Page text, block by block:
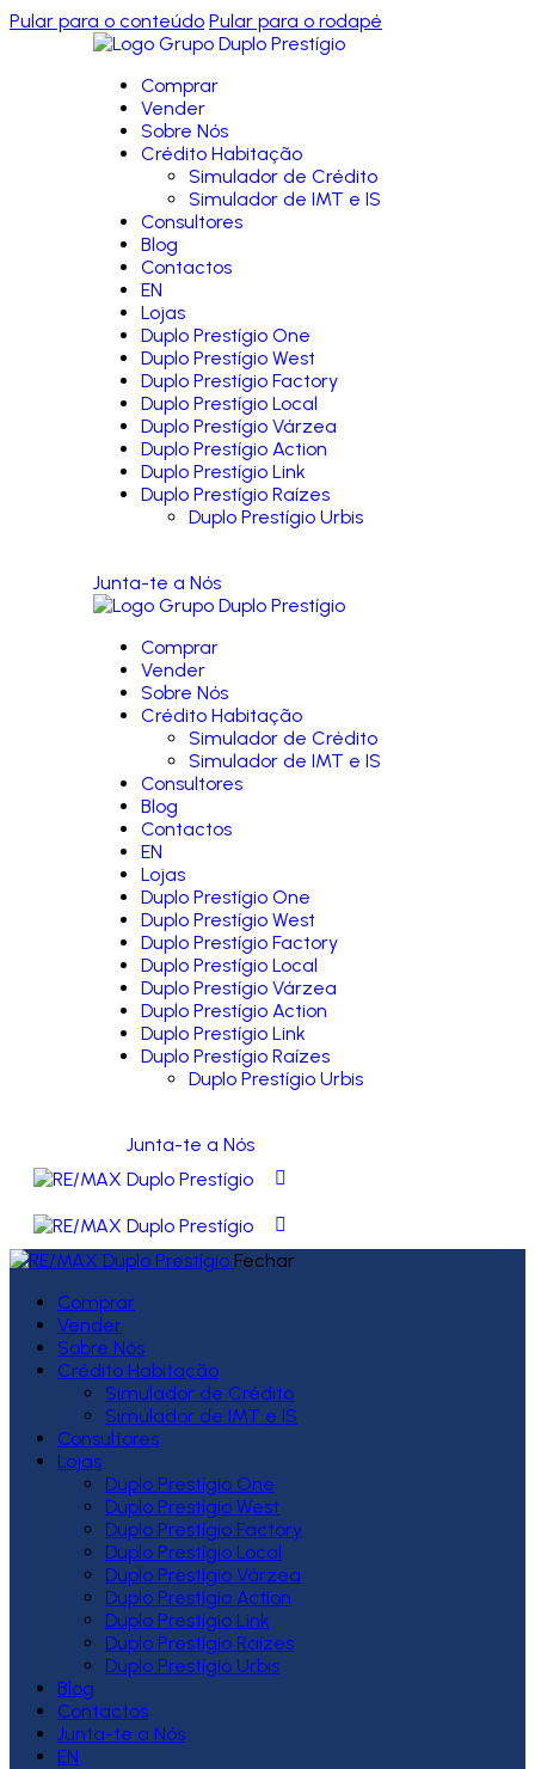
Pular para o conteúdo Pular para o rodapé
Comprar
Vender
Sobre Nós
Crédito Habitação
Simulador de Crédito
Simulador de IMT e IS
Consultores
Blog
Contactos
EN
Lojas
Duplo Prestígio One
Duplo Prestígio West
Duplo Prestígio Factory
Duplo Prestígio Local
Duplo Prestígio Várzea
Duplo Prestígio Action
Duplo Prestígio Link
Duplo Prestígio Raízes
Duplo Prestígio Urbis
Junta-te a Nós
Comprar
Vender
Sobre Nós
Crédito Habitação
Simulador de Crédito
Simulador de IMT e IS
Consultores
Blog
Contactos
EN
Lojas
Duplo Prestígio One
Duplo Prestígio West
Duplo Prestígio Factory
Duplo Prestígio Local
Duplo Prestígio Várzea
Duplo Prestígio Action
Duplo Prestígio Link
Duplo Prestígio Raízes
Duplo Prestígio Urbis
Junta-te a Nós
Fechar
Comprar
Vender
Sobre Nós
Crédito Habitação
Simulador de Crédito
Simulador de IMT e IS
Consultores
Lojas
Duplo Prestígio One
Duplo Prestígio West
Duplo Prestígio Factory
Duplo Prestígio Local
Duplo Prestígio Várzea
Duplo Prestígio Action
Duplo Prestígio Link
Duplo Prestígio Raízes
Duplo Prestígio Urbis
Blog
Contactos
Junta-te a Nós
EN